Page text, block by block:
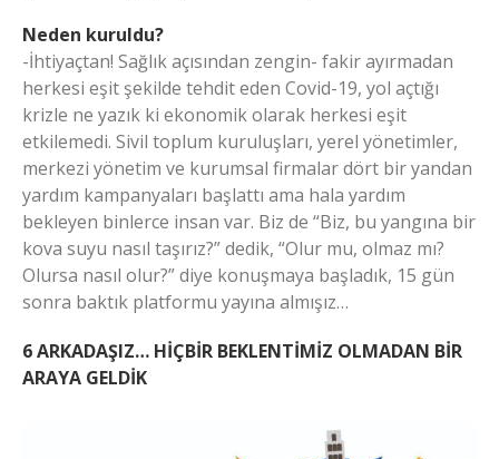
Neden kuruldu?
-İhtiyaçtan! Sağlık açısından zengin- fakir ayırmadan
herkesi eşit şekilde tehdit eden Covid-19, yol açtığı
krizle ne yazık ki ekonomik olarak herkesi eşit
etkilemedi. Sivil toplum kuruluşları, yerel yönetimler,
merkezi yönetim ve kurumsal firmalar dört bir yandan
yardım kampanyaları başlattı ama hala yardım
bekleyen binlerce insan var. Biz de “Biz, bu yangına bir
kova suyu nasıl taşırız?” dedik, “Olur mu, olmaz mı?
Olursa nasıl olur?” diye konuşmaya başladık, 15 gün
sonra baktık platformu yayına almışız…
6 ARKADAŞIZ… HİÇBİR BEKLENTİMİZ OLMADAN BİR
ARAYA GELDİK